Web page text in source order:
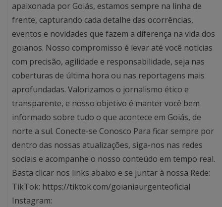
apaixonada por Goiás, estamos sempre na linha de
frente, capturando cada detalhe das ocorrências,
eventos e novidades que fazem a diferença na vida dos
goianos. Nosso compromisso é levar até você notícias
com precisão, agilidade e responsabilidade, seja nas
coberturas de última hora ou nas reportagens mais
aprofundadas. Valorizamos o jornalismo ético e
transparente, e nosso objetivo é manter você bem
informado sobre tudo o que acontece em Goiás, de
norte a sul. Conecte-se Conosco Para ficar sempre por
dentro das nossas atualizações, siga-nos nas redes
sociais e acompanhe o nosso conteúdo em tempo real.
Basta clicar nos links abaixo e se juntar à nossa Rede:
TikTok: https://tiktok.com/goianiaurgenteoficial
Instagram: